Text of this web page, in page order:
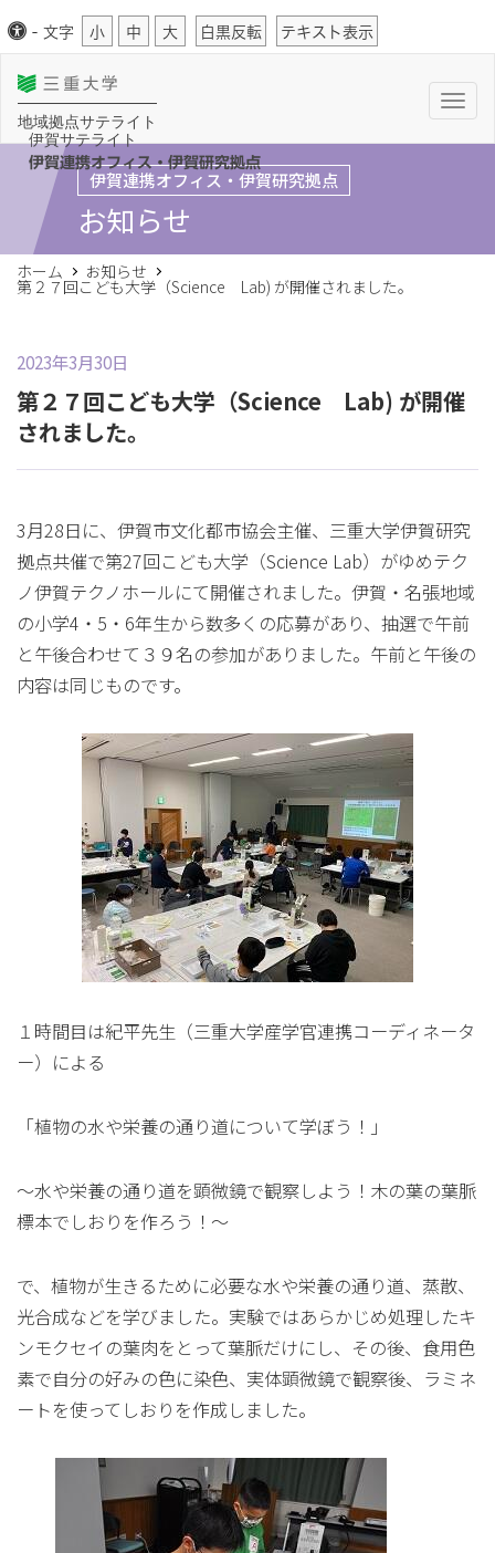
- 文字 小 中 大 白黒反転 テキスト表示
T
o
g
g
地域拠点サテライト
伊賀サテライト
伊賀連携オフィス・伊賀研究拠点
伊賀連携オフィス・伊賀研究拠点
お知らせ
ホーム お知らせ
第２７回こども大学（Science Lab) が開催されました。
2023年3月30日
第２７回こども大学（Science Lab) が開催
されました。
3月28日に、伊賀市文化都市協会主催、三重大学伊賀研究
拠点共催で第27回こども大学（Science Lab）がゆめテク
ノ伊賀テクノホールにて開催されました。伊賀・名張地域
の小学4・5・6年生から数多くの応募があり、抽選で午前
と午後合わせて３９名の参加がありました。午前と午後の
内容は同じものです。
１時間目は紀平先生（三重大学産学官連携コーディネータ
ー）による
「植物の水や栄養の通り道について学ぼう！」
〜水や栄養の通り道を顕微鏡で観察しよう！木の葉の葉脈
標本でしおりを作ろう！〜
で、植物が生きるために必要な水や栄養の通り道、蒸散、
光合成などを学びました。実験ではあらかじめ処理したキ
ンモクセイの葉肉をとって葉脈だけにし、その後、食用色
素で自分の好みの色に染色、実体顕微鏡で観察後、ラミネ
ートを使ってしおりを作成しました。